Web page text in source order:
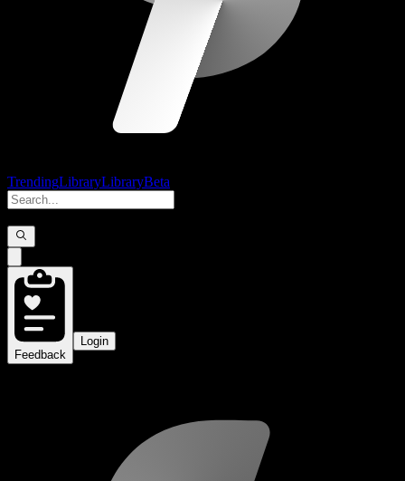
TrendingLibraryLibraryBeta
Feedback
Login